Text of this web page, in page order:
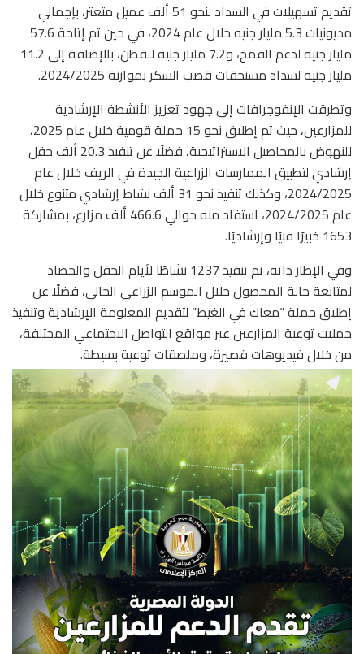
تقديم تسهيلات في السداد لنحو 51 ألف عميل متعثر، بإجمالي
مديونيات 5.3 مليار جنيه خلال عام 2024، في حين تم إتاحة 57.6
مليار جنيه لدعم القمح، و7.2 مليار جنيه للقطن، بالإضافة إلى 11.2
مليار جنيه لسداد مستحقات قصب السكر بموازنة 2024/2025.
وتطرقت الإنفوجرافات إلى جهود تعزيز الأنشطة الإرشادية
للمزارعين، حيث تم إطلاق نحو 15 حملة قومية خلال عام 2025،
للنهوض بالمحاصيل الاستراتيجية، فضلًا عن تنفيذ 20.3 ألف حقل
إرشادي لتطبيق الممارسات الزراعية الجيدة في الريف خلال عام
2024/2025، وكذلك تنفيذ نحو 31 ألف نشاط إرشادي متنوع خلال
عام 2024/2025، استفاد منه حوالي 466.6 ألف مزارع، بمشاركة
1653 خبيرًا فنيًا وإرشاديًا.
وفي الإطار ذاته، تم تنفيذ 1237 نشاطًا لأيام الحقل والحصاد
لمتابعة حالة المحصول خلال الموسم الزراعي الحالي، فضلًا عن
إطلاق حملة “معاك في الغيط” لتقديم المعلومة الإرشادية وتنفيذ
حملات توعية المزارعين عبر مواقع التواصل الاجتماعي المختلفة،
من خلال فيديوهات قصيرة، وملصقات توعية بسيطة.